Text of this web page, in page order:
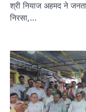
श्री नियाज अहमद ने
निरसा,…